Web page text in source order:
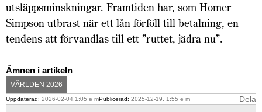
utsläppsminskningar. Framtiden har, som Homer
Simpson utbrast när ett lån förföll till betalning, en
tendens att förvandlas till ett ”ruttet, jädra nu”.
Ämnen i artikeln
VÄRLDEN 2026
Uppdaterad: 2026-02-04,1:05 e mPublicerad: 2025-12-19, 1:55 e m
Dela